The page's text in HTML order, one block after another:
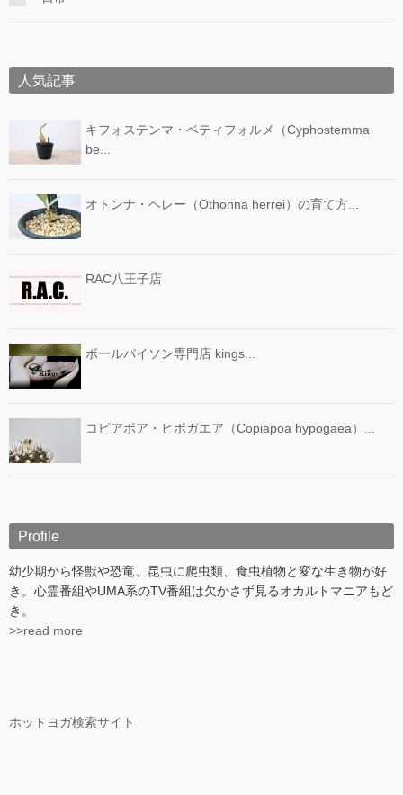
人気記事
キフォステンマ・ベティフォルメ（Cyphostemma
be...
オトンナ・ヘレー（Othonna herrei）の育て方...
RAC八王子店
ボールパイソン専門店 kings...
コピアポア・ヒポガエア（Copiapoa hypogaea）...
Profile
幼少期から怪獣や恐竜、昆虫に爬虫類、食虫植物と変な生き物が好
き。心霊番組やUMA系のTV番組は欠かさず見るオカルトマニアもど
き。
>>read more
ホットヨガ検索サイト